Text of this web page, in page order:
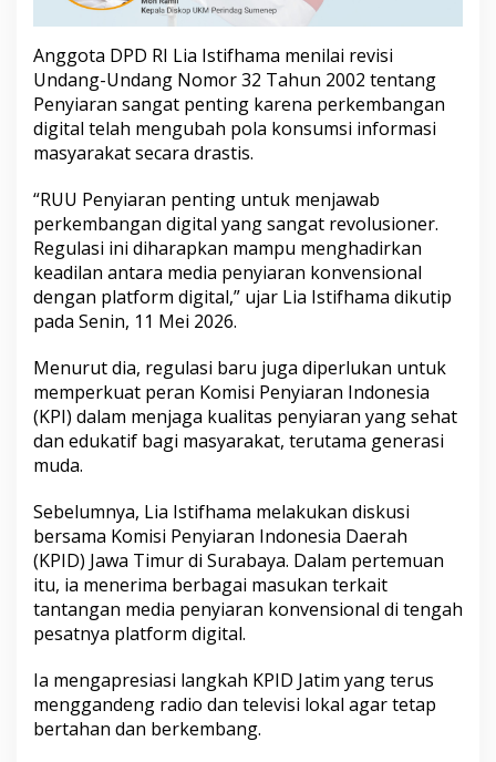
a
n
Anggota DPD RI Lia Istifhama menilai revisi
Undang-Undang Nomor 32 Tahun 2002 tentang
Penyiaran sangat penting karena perkembangan
digital telah mengubah pola konsumsi informasi
masyarakat secara drastis.
“RUU Penyiaran penting untuk menjawab
perkembangan digital yang sangat revolusioner.
Regulasi ini diharapkan mampu menghadirkan
keadilan antara media penyiaran konvensional
dengan platform digital,” ujar Lia Istifhama dikutip
pada Senin, 11 Mei 2026.
Menurut dia, regulasi baru juga diperlukan untuk
memperkuat peran Komisi Penyiaran Indonesia
(KPI) dalam menjaga kualitas penyiaran yang sehat
dan edukatif bagi masyarakat, terutama generasi
muda.
Sebelumnya, Lia Istifhama melakukan diskusi
bersama Komisi Penyiaran Indonesia Daerah
(KPID) Jawa Timur di Surabaya. Dalam pertemuan
itu, ia menerima berbagai masukan terkait
tantangan media penyiaran konvensional di tengah
pesatnya platform digital.
Ia mengapresiasi langkah KPID Jatim yang terus
menggandeng radio dan televisi lokal agar tetap
bertahan dan berkembang.